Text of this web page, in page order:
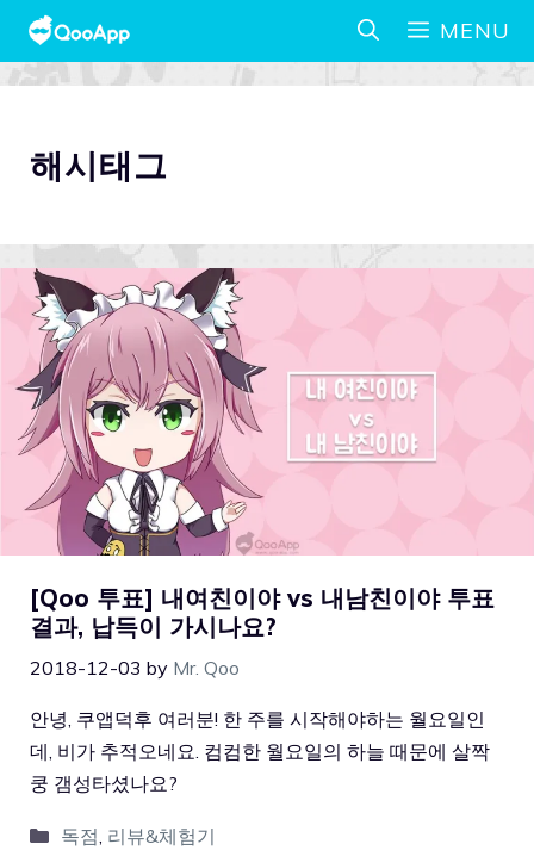
MENU
해시태그
[Qoo 투표] 내여친이야 vs 내남친이야 투표
결과, 납득이 가시나요?
2018-12-03 by Mr. Qoo
안녕, 쿠앱덕후 여러분! 한 주를 시작해야하는 월요일인
데, 비가 추적오네요. 컴컴한 월요일의 하늘 때문에 살짝
쿵 갬성타셨나요?
독점, 리뷰&체험기